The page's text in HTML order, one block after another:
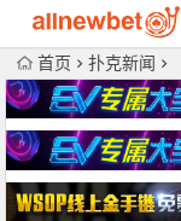
首页 扑克新闻